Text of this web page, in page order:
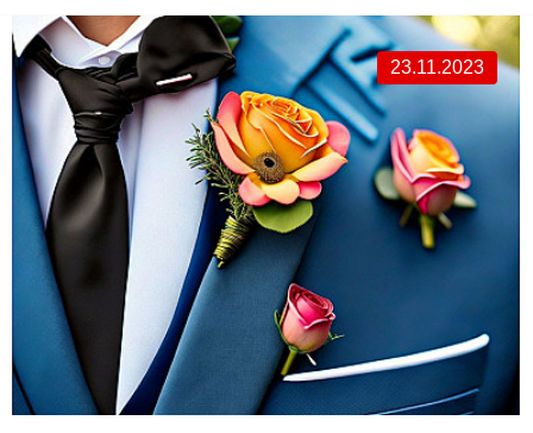
23.11.2023